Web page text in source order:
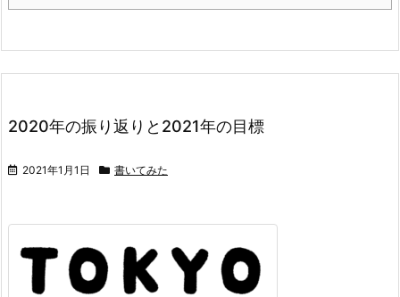
2020年の振り返りと2021年の目標
2021年1月1日 書いてみた